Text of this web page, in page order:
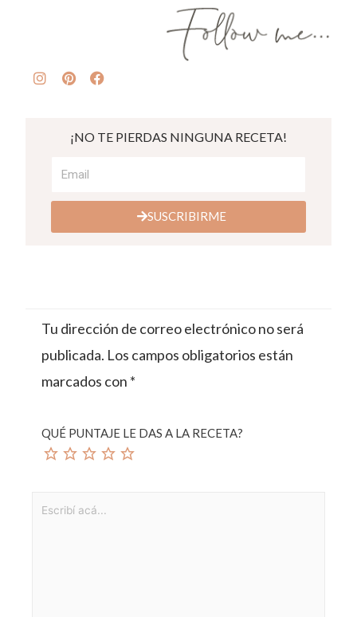
¡NO TE PIERDAS NINGUNA RECETA!
SUSCRIBIRME
Tu dirección de correo electrónico no será
publicada. Los campos obligatorios están
marcados con *
QUÉ PUNTAJE LE DAS A LA RECETA?